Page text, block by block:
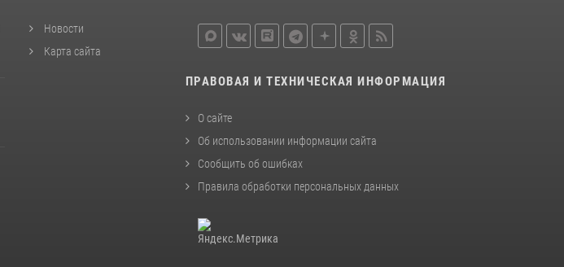
Новости
Карта сайта
ПРАВОВАЯ И ТЕХНИЧЕСКАЯ ИНФОРМАЦИЯ
О сайте
Об использовании информации сайта
Сообщить об ошибках
Правила обработки персональных данных